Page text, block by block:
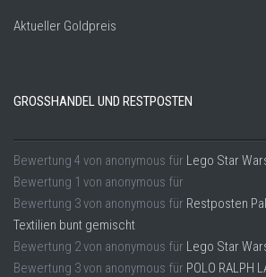
Aktueller Goldpreis
GROSSHANDEL UND RESTPOSTEN
Bewertung 4 von anonymous für Lego Star
Bewertung 1 von anonymous für
Bewertung 3von anonymous für Restposten
Textilien bunt gemischt
Bewertung 2von anonymous für Lego Star
Bewertung 3von anonymous für POLO RALPH